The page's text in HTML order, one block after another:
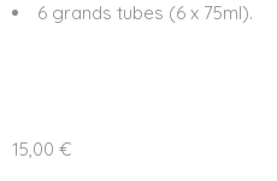
6 grands tubes (6 x 75ml).
15,00 €